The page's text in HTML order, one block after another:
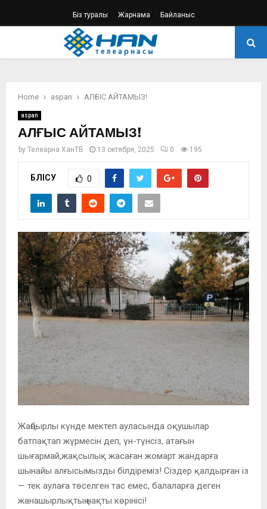
Біз туралы Жарнама Байланыс
PRIMARY
Home aspan АЛҒЫС АЙТАМЫЗ!
aspan
АЛҒЫС АЙТАМЫЗ!
by Телеарна ХанТВ 13 октября, 2025 0 195
БӨЛІСУ 0
Жаңбырлы күнде мектеп ауласында оқушылар
батпақтап жүрмесін деп, үн-түнсіз, атағын
шығармай,жақсылық жасаған жомарт жандарға
шынайы алғысымызды білдіреміз! Сіздер қалдырған із
— тек аулаға төселген тас емес, балаларға деген
жанашырлықтың нақты көрінісі!